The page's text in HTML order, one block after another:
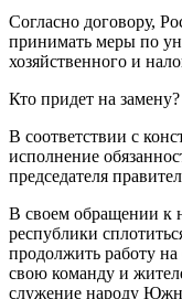
Согласно договору,
принимать меры по
хозяйственного и
Кто придет на замену?
В соответствии с
исполнение
председателя
В своем обращении к
республики
продолжить работу
свою команду и
служение народу